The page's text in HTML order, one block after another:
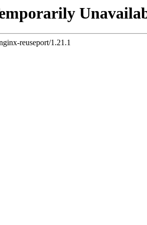
reuseport/1.21.1